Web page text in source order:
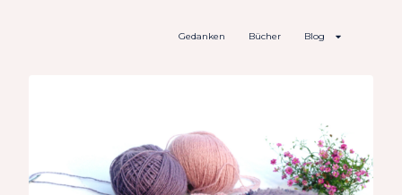
Gedanken Bücher Blog